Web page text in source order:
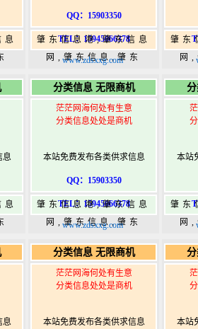
QQ：15903350
TEL：15945066378
肇东信息港,肇东信息
网,肇东信息,肇东
港|www.zhaodongshi.com
www.zdsxxg.com
肇东
网
港
息
分类信息 无限商机
茫茫网海何处有生意
分类信息处处是商机
本站免费发布各类供求信息
QQ：15903350
TEL：15945066378
肇东信息港,肇东信息
网,肇东信息,肇东
港|www.zhaodongshi.com
www.zdsxxg.com
本站
肇东
网
港
息
分类信息 无限商机
茫茫网海何处有生意
分类信息处处是商机
本站免费发布各类供求信息 本站